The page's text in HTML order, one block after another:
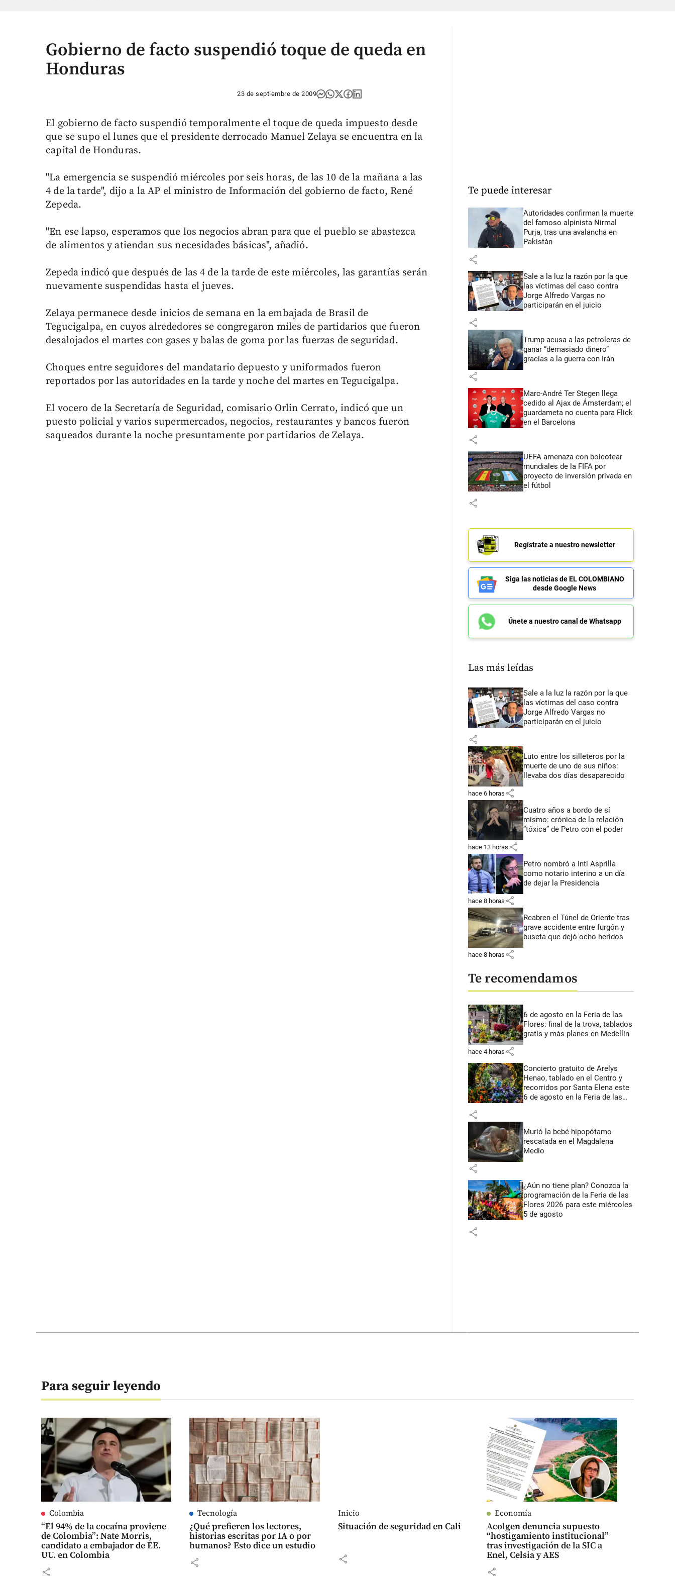
Gobierno de facto suspendió toque de queda en
Honduras
23 de septiembre de 2009
El gobierno de facto suspendió temporalmente el toque de queda impuesto desde
que se supo el lunes que el presidente derrocado Manuel Zelaya se encuentra en la
capital de Honduras.
"La emergencia se suspendió miércoles por seis horas, de las 10 de la mañana a las
4 de la tarde", dijo a la AP el ministro de Información del gobierno de facto, René
Zepeda.
"En ese lapso, esperamos que los negocios abran para que el pueblo se abastezca
de alimentos y atiendan sus necesidades básicas", añadió.
Zepeda indicó que después de las 4 de la tarde de este miércoles, las garantías serán
nuevamente suspendidas hasta el jueves.
Zelaya permanece desde inicios de semana en la embajada de Brasil de
Tegucigalpa, en cuyos alrededores se congregaron miles de partidarios que fueron
desalojados el martes con gases y balas de goma por las fuerzas de seguridad.
Choques entre seguidores del mandatario depuesto y uniformados fueron
reportados por las autoridades en la tarde y noche del martes en Tegucigalpa.
El vocero de la Secretaría de Seguridad, comisario Orlin Cerrato, indicó que un
puesto policial y varios supermercados, negocios, restaurantes y bancos fueron
saqueados durante la noche presuntamente por partidarios de Zelaya.
Te puede interesar
Autoridades confirman la muerte
del famoso alpinista Nirmal
Purja, tras una avalancha en
Pakistán
share
Sale a la luz la razón por la que
las víctimas del caso contra
Jorge Alfredo Vargas no
participarán en el juicio
share
Trump acusa a las petroleras de
ganar “demasiado dinero”
gracias a la guerra con Irán
share
Marc-André Ter Stegen llega
cedido al Ajax de Ámsterdam; el
guardameta no cuenta para Flick
en el Barcelona
share
UEFA amenaza con boicotear
mundiales de la FIFA por
proyecto de inversión privada en
el fútbol
share
Regístrate a nuestro newsletter
Siga las noticias de EL COLOMBIANO
desde Google News
Únete a nuestro canal de Whatsapp
Las más leídas
Sale a la luz la razón por la que
las víctimas del caso contra
Jorge Alfredo Vargas no
participarán en el juicio
share
Luto entre los silleteros por la
muerte de uno de sus niños:
llevaba dos días desaparecido
hace 6 horas share
Cuatro años a bordo de sí
mismo: crónica de la relación
“tóxica” de Petro con el poder
hace 13 horas share
Petro nombró a Inti Asprilla
como notario interino a un día
de dejar la Presidencia
hace 8 horas share
Reabren el Túnel de Oriente tras
grave accidente entre furgón y
buseta que dejó ocho heridos
hace 8 horas share
Te recomendamos
6 de agosto en la Feria de las
Flores: final de la trova, tablados
gratis y más planes en Medellín
hace 4 horas share
Concierto gratuito de Arelys
Henao, tablado en el Centro y
recorridos por Santa Elena este
6 de agosto en la Feria de las
share
Murió la bebé hipopótamo
rescatada en el Magdalena
Medio
share
¿Aún no tiene plan? Conozca la
programación de la Feria de las
Flores 2026 para este miércoles
5 de agosto
share
Para seguir leyendo
Colombia
“El 94% de la cocaína proviene
de Colombia”: Nate Morris,
candidato a embajador de EE.
UU. en Colombia
share
Tecnología
¿Qué prefieren los lectores,
historias escritas por IA o por
humanos? Esto dice un estudio
share
Inicio
Situación de seguridad en Cali
share
Economía
Acolgen denuncia supuesto
“hostigamiento institucional”
tras investigación de la SIC a
Enel, Celsia y AES
share